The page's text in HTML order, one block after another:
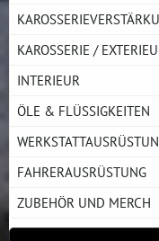
KAROSSERIE /
INTERIEUR
ÖLE & FLÜSSIGKEITEN
FAHRERAUSRÜSTUNG
ZUBEHÖR UND MERCH